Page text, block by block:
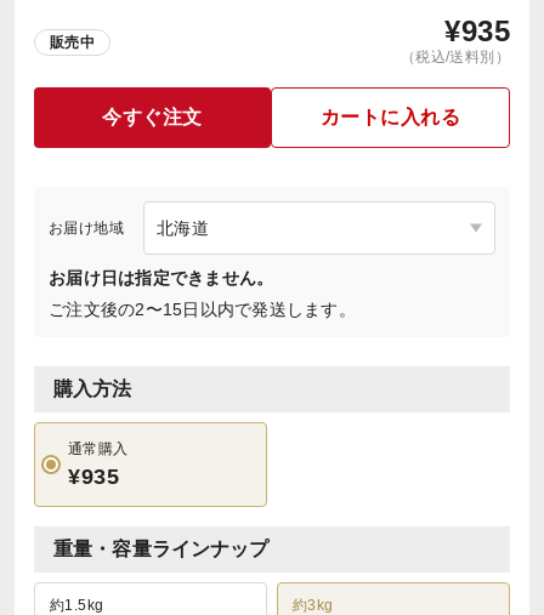
販売中 ¥935
（税込/送料別）
今すぐ注文 カートに入れる
お届け地域
お届け日は指定できません。
ご注文後の2〜15日以内で発送します。
購入方法
通常購入
¥935
重量・容量ラインナップ
約1.5kg 約3kg